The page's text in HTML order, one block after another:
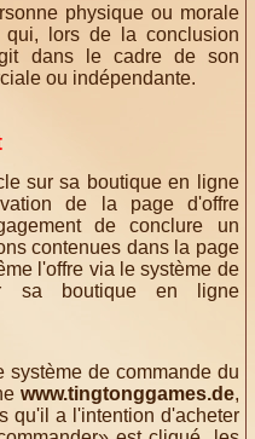
physique ou morale
lors de la conclusion
dans le cadre de son
ou indépendante.
sur sa boutique en ligne
de la page d'offre
de conclure un
contenues dans la page
l'offre via le système de
sa boutique en ligne
système de commande du
www.tingtonggames.de,
qu'il a l'intention d'acheter